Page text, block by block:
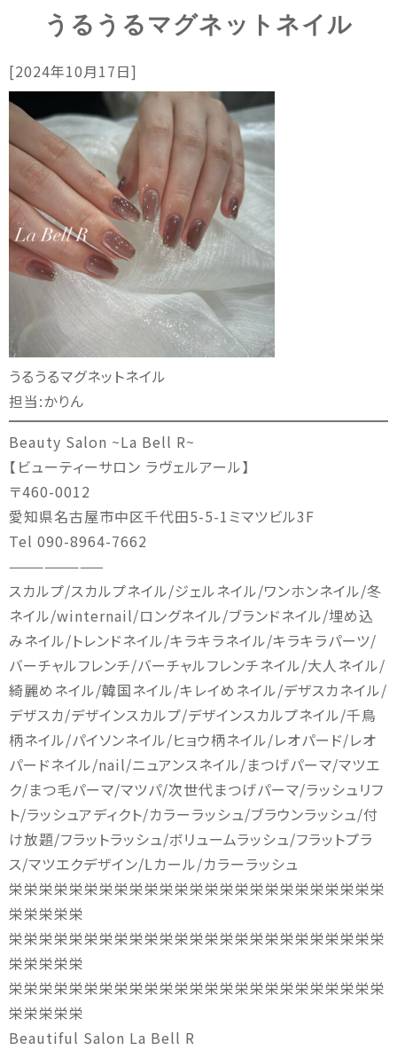
うるうるマグネットネイル
[2024年10月17日]
うるうるマグネットネイル
担当:かりん
Beauty Salon ~La Bell R~
【ビューティーサロン ラヴェルアール】
〒460-0012
愛知県名古屋市中区千代田5-5-1ミマツビル3F
Tel 090-8964-7662
————————
スカルプ/スカルプネイル/ジェルネイル/ワンホンネイル/冬
ネイル/winternail/ロングネイル/ブランドネイル/埋め込
みネイル/トレンドネイル/キラキラネイル/キラキラパーツ/
バーチャルフレンチ/バーチャルフレンチネイル/大人ネイル/
綺麗めネイル/韓国ネイル/キレイめネイル/デザスカネイル/
デザスカ/デザインスカルプ/デザインスカルプネイル/千鳥
柄ネイル/パイソンネイル/ヒョウ柄ネイル/レオパード/レオ
パードネイル/nail/ニュアンスネイル/まつげパーマ/マツエ
ク/まつ毛パーマ/マツパ/次世代まつげパーマ/ラッシュリフ
ト/ラッシュアディクト/カラーラッシュ/ブラウンラッシュ/付
け放題/フラットラッシュ/ボリュームラッシュ/フラットプラ
ス/マツエクデザイン/Lカール/カラーラッシュ
栄栄栄栄栄栄栄栄栄栄栄栄栄栄栄栄栄栄栄栄栄栄栄栄栄
栄栄栄栄栄
栄栄栄栄栄栄栄栄栄栄栄栄栄栄栄栄栄栄栄栄栄栄栄栄栄
栄栄栄栄栄
栄栄栄栄栄栄栄栄栄栄栄栄栄栄栄栄栄栄栄栄栄栄栄栄栄
栄栄栄栄栄
Beautiful Salon La Bell R